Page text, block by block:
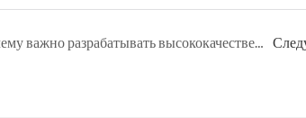
Почему важно разрабатывать высококачественные светодиодные светильники на солнечных батареях для наружного освещения?